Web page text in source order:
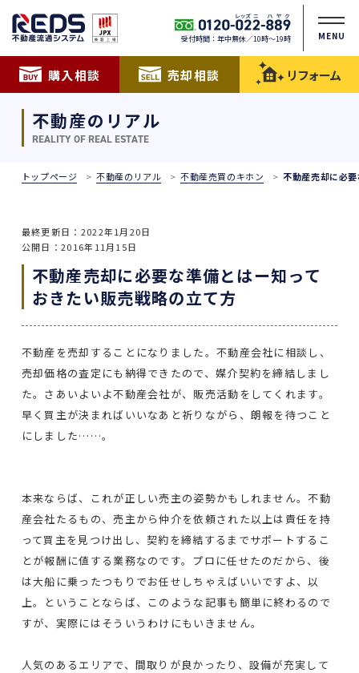
受付時間：年中無休／10時〜19時 MENU
購入相談 売却相談 リフォーム
不動産のリアル
REALITY OF REAL ESTATE
トップページ 不動産のリアル 不動産売買のキホン 不動産売却に必
最終更新日：2022年1月20日
公開日：2016年11月15日
不動産売却に必要な準備とはー知って
おきたい販売戦略の立て方
不動産を売却することになりました。不動産会社に相談し、
売却価格の査定にも納得できたので、媒介契約を締結しまし
た。さあいよいよ不動産会社が、販売活動をしてくれます。
早く買主が決まればいいなあと祈りながら、朗報を待つこと
にしました……。
本来ならば、これが正しい売主の姿勢かもしれません。不動
産会社たるもの、売主から仲介を依頼された以上は責任を持
って買主を見つけ出し、契約を締結するまでサポートするこ
とが報酬に値する業務なのです。プロに任せたのだから、後
は大船に乗ったつもりでお任せしちゃえばいいですよ、以
上。ということならば、このような記事も簡単に終わるので
すが、実際にはそういうわけにもいきません。
人気のあるエリアで、間取りが良かったり、設備が充実して